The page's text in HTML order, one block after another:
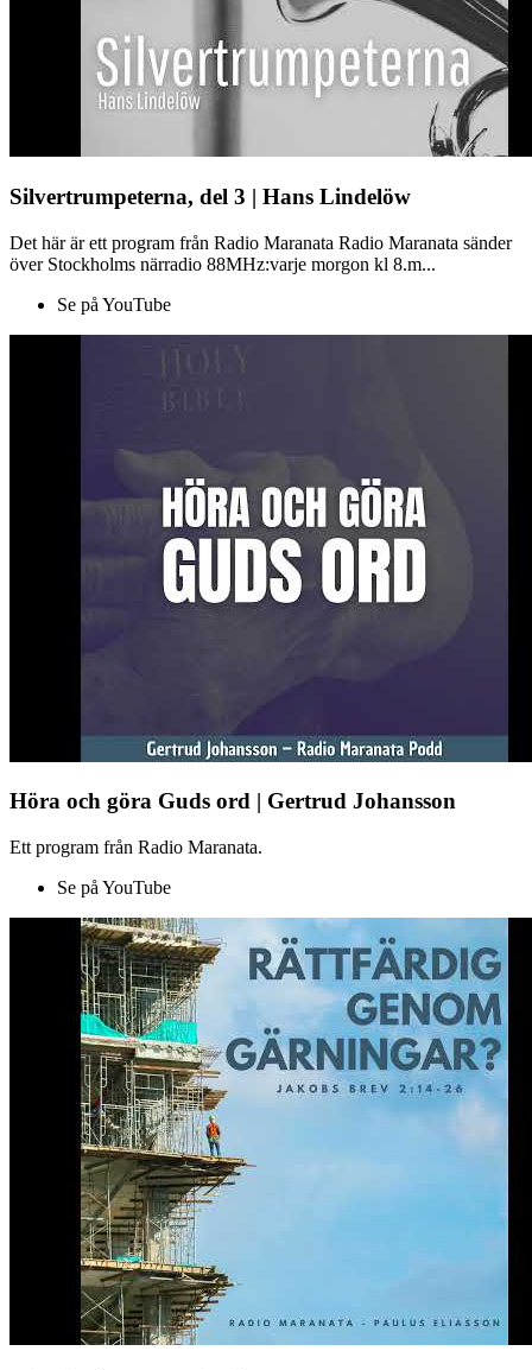
Silvertrumpeterna, del 3 | Hans Lindelöw
Det här är ett program från Radio Maranata Radio Maranata sänder
över Stockholms närradio 88MHz:varje morgon kl 8.m...
Se på YouTube
Höra och göra Guds ord | Gertrud Johansson
Ett program från Radio Maranata.
Se på YouTube